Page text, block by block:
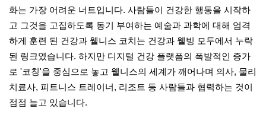
화는 가장 어려운 너트입니다. 사람들이 건강한 행동을 시작하
고 그것을 고집하도록 동기 부여하는 예술과 과학에 대해 엄격
하게 훈련 된 건강과 웰니스 코치는 건강과 웰빙 모두에서 누락
된 링크였습니다. 하지만 디지털 건강 플랫폼의 폭발적인 증가
로 '코칭'을 중심으로 놓고 웰니스의 세계가 깨어나며 의사, ​​물리
치료사, 피트니스 트레이너, 리조트 등 사람들과 협력하는 것이
점점 늘고 있습니다.